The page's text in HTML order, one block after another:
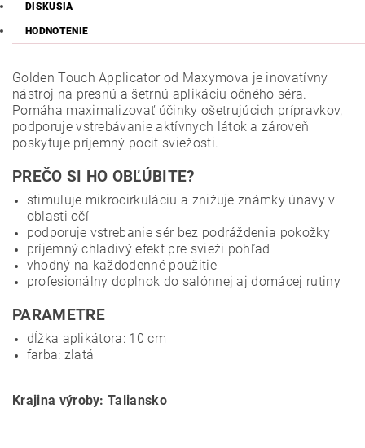
DISKUSIA
HODNOTENIE
Golden Touch Applicator od Maxymova je inovatívny
nástroj na presnú a šetrnú aplikáciu očného séra.
Pomáha maximalizovať účinky ošetrujúcich prípravkov,
podporuje vstrebávanie aktívnych látok a zároveň
poskytuje príjemný pocit sviežosti.
PREČO SI HO OBĽÚBITE?
stimuluje mikrocirkuláciu a znižuje známky únavy v
oblasti očí
podporuje vstrebanie sér bez podráždenia pokožky
príjemný chladivý efekt pre svieži pohľad
vhodný na každodenné použitie
profesionálny doplnok do salónnej aj domácej rutiny
PARAMETRE
dĺžka aplikátora: 10 cm
farba: zlatá
Krajina výroby: Taliansko